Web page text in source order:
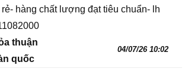
hàng chất lượng đạt tiêu chuẩn- lh
thuận
quốc
04/07/26 10:02